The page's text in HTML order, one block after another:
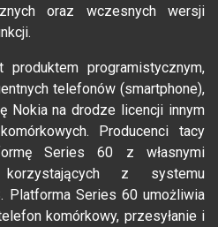
oraz wczesnych wersji
programistycznym,
telefonów (smartphone),
Nokia na drodze licencji innym
Producenci tacy
Series 60 z własnymi
z systemu
Platforma Series 60 umożliwia
komórkowy, przesyłanie i